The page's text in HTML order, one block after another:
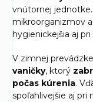
vnútornej
mikroorganizmov
hygienickejšia aj
V zimnej
vaničky, ktorý
počas kúrenia.
spoľahlivejšie aj